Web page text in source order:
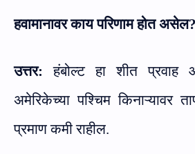
हवामानावर काय परिणाम होत असेल?
उत्तर: हंबोल्ट हा शीत प्रवाह
अमेरिकेच्या पश्चिम किनाऱ्यावर
प्रमाण कमी राहील.